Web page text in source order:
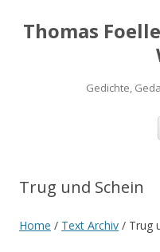
Thomas
Gedichte,
Trug und Schein
Home / Text Archiv / Trug